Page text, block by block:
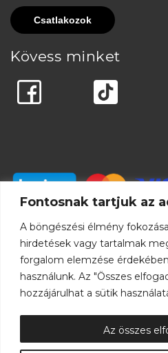
Fontosnak tartjuk az
A böngészési élmény
hirdetések vagy tartalmak
forgalom elemzése
használunk. Az "Összes
hozzájárulhat a sütik
Az összes
Kövess minket